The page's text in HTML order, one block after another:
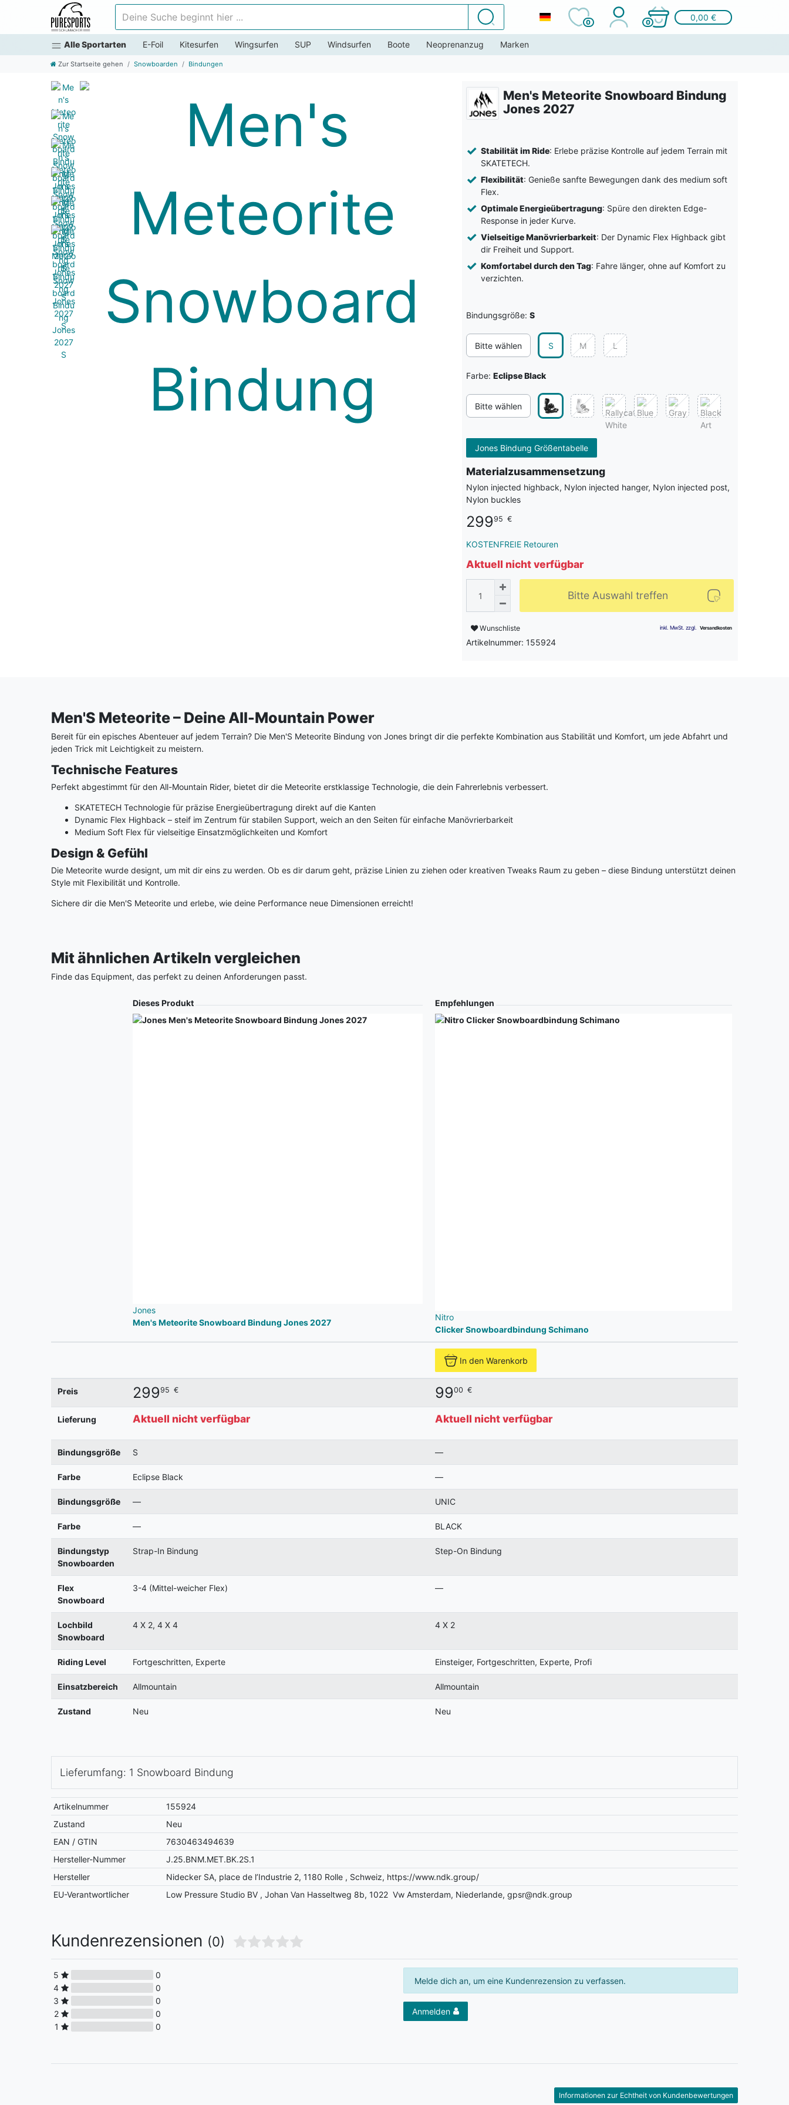
Suchen
0 0
0,00 €
Alle Sportarten E-Foil Kitesurfen Wingsurfen SUP Windsurfen Boote Neoprenanzug Marken
Zur Startseite gehen Snowboarden Bindungen
Men's Meteorite Snowboard Bindung
Jones 2027
Stabilität im Ride: Erlebe präzise Kontrolle auf jedem Terrain mit
SKATETECH.
Flexibilität: Genieße sanfte Bewegungen dank des medium soft
Flex.
Optimale Energieübertragung: Spüre den direkten Edge-
Response in jeder Kurve.
Vielseitige Manövrierbarkeit: Der Dynamic Flex Highback gibt
dir Freiheit und Support.
Komfortabel durch den Tag: Fahre länger, ohne auf Komfort zu
verzichten.
Bindungsgröße: S
Bitte wählen S M L
Farbe: Eclipse Black
Bitte wählen
Jones Bindung Größentabelle
Materialzusammensetzung
Nylon injected highback, Nylon injected hanger, Nylon injected post,
Nylon buckles
29995 €
KOSTENFREIE Retouren
Aktuell nicht verfügbar
Bitte Auswahl treffen
Wunschliste
Artikelnummer: 155924
Men'S Meteorite – Deine All-Mountain Power
Bereit für ein episches Abenteuer auf jedem Terrain? Die Men'S Meteorite Bindung von Jones bringt dir die perfekte Kombination aus Stabilität und Komfort, um jede Abfahrt und
jeden Trick mit Leichtigkeit zu meistern.
Technische Features
Perfekt abgestimmt für den All-Mountain Rider, bietet dir die Meteorite erstklassige Technologie, die dein Fahrerlebnis verbessert.
SKATETECH Technologie für präzise Energieübertragung direkt auf die Kanten
Dynamic Flex Highback – steif im Zentrum für stabilen Support, weich an den Seiten für einfache Manövrierbarkeit
Medium Soft Flex für vielseitige Einsatzmöglichkeiten und Komfort
Design & Gefühl
Die Meteorite wurde designt, um mit dir eins zu werden. Ob es dir darum geht, präzise Linien zu ziehen oder kreativen Tweaks Raum zu geben – diese Bindung unterstützt deinen
Style mit Flexibilität und Kontrolle.
Sichere dir die Men'S Meteorite und erlebe, wie deine Performance neue Dimensionen erreicht!
Mit ähnlichen Artikeln vergleichen
Finde das Equipment, das perfekt zu deinen Anforderungen passt.
Dieses Produkt
Jones
Men's Meteorite Snowboard Bindung Jones 2027
Empfehlungen
Nitro
Clicker Snowboardbindung Schimano
In den Warenkorb
Preis 29995 € 9900 €
Lieferung Aktuell nicht verfügbar Aktuell nicht verfügbar
Bindungsgröße S —
Farbe Eclipse Black —
Bindungsgröße — UNIC
Farbe — BLACK
Bindungstyp
Snowboarden
Strap-In Bindung Step-On Bindung
Flex
Snowboard
3-4 (Mittel-weicher Flex) —
Lochbild
Snowboard
4 X 2, 4 X 4 4 X 2
Riding Level Fortgeschritten, Experte Einsteiger, Fortgeschritten, Experte, Profi
Einsatzbereich Allmountain Allmountain
Zustand Neu Neu
Lieferumfang: 1 Snowboard Bindung
Artikelnummer
155924
Zustand
Neu
EAN / GTIN
7630463494639
Hersteller-Nummer
J.25.BNM.MET.BK.2S.1
Hersteller
Nidecker SA, place de l’Industrie 2, 1180 Rolle , Schweiz, https://www.ndk.group/
EU-Verantwortlicher
Low Pressure Studio BV , Johan Van Hasseltweg 8b, 1022 Vw Amsterdam, Niederlande, gpsr@ndk.group
Kundenrezensionen (0)
5
0
4
0
3
0
2
0
1
0
Melde dich an, um eine Kundenrezension zu verfassen.
Anmelden
Informationen zur Echtheit von Kundenbewertungen